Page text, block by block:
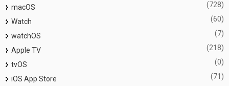
macOS (728)
Watch (60)
watchOS (7)
Apple TV (218)
tvOS (0)
iOS App Store (71)